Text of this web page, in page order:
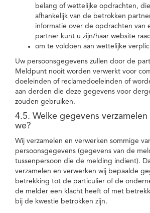
belang of wettelijke opdrachten,
afhankelijk van de betrokken
informatie over de opdrachten van
partner kunt u zijn/haar website
om te voldoen aan wettelijke
Uw persoonsgegevens zullen door de
Meldpunt nooit worden verwerkt voor
doeleinden of reclamedoeleinden of
aan derden die deze gegevens voor
zouden gebruiken.
4.5. Welke gegevens
we?
Wij verzamelen en verwerken sommige
persoonsgegevens (gegevens van de
tussenpersoon die de melding indient).
verzamelen en verwerken wij bepaalde
betrekking tot de particulier of de
de melder een klacht heeft of met
bij de kwestie betrokken zijn.